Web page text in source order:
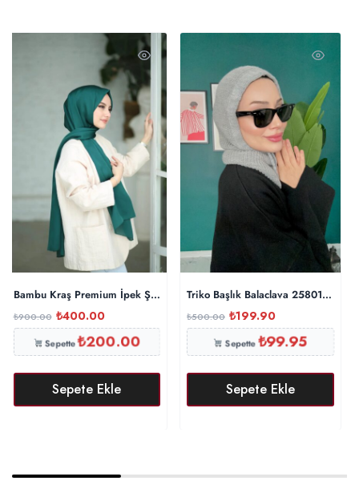
Bambu Kraş Premium İpek Şal – Zümrüt
₺900.00 ₺400.00
Sepette₺200.00
Sepete Ekle
Triko Başlık Balaclava 25801 – Gri
₺500.00 ₺199.90
Sepette₺99.95
Sepete Ekle